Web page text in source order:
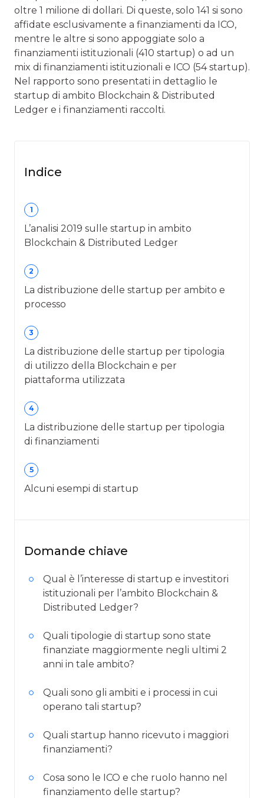
oltre 1 milione di dollari. Di queste, solo 141 si sono
affidate esclusivamente a finanziamenti da ICO,
mentre le altre si sono appoggiate solo a
finanziamenti istituzionali (410 startup) o ad un
mix di finanziamenti istituzionali e ICO (54 startup).
Nel rapporto sono presentati in dettaglio le
startup di ambito Blockchain & Distributed
Ledger e i finanziamenti raccolti.
Indice
1
L’analisi 2019 sulle startup in ambito
Blockchain & Distributed Ledger
2
La distribuzione delle startup per ambito e
processo
3
La distribuzione delle startup per tipologia
di utilizzo della Blockchain e per
piattaforma utilizzata
4
La distribuzione delle startup per tipologia
di finanziamenti
5
Alcuni esempi di startup
Domande chiave
Qual è l’interesse di startup e investitori
istituzionali per l’ambito Blockchain &
Distributed Ledger?
Quali tipologie di startup sono state
finanziate maggiormente negli ultimi 2
anni in tale ambito?
Quali sono gli ambiti e i processi in cui
operano tali startup?
Quali startup hanno ricevuto i maggiori
finanziamenti?
Cosa sono le ICO e che ruolo hanno nel
finanziamento delle startup?